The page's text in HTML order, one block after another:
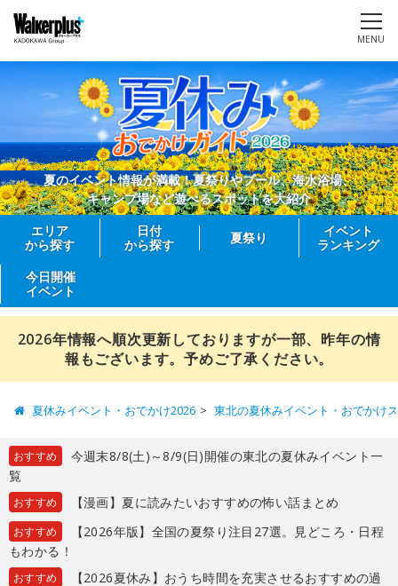
MENU
夏のイベント情報が満載！夏祭りやプール、海水浴場、
キャンプ場など遊べるスポットを大紹介
エリア
から探す
日付
から探す
夏祭り
イベント
ランキング
今日開催
イベント
2026年情報へ順次更新しておりますが一部、昨年の情
報もございます。予めご了承ください。
夏休みイベント・おでかけ2026 東北の夏休みイベント・おでかけ
おすすめ
今週末8/8(土)～8/9(日)開催の東北の夏休みイベント一
覧
おすすめ 【漫画】夏に読みたいおすすめの怖い話まとめ
おすすめ
【2026年版】全国の夏祭り注目27選。見どころ・日程
もわかる！
おすすめ
【2026夏休み】おうち時間を充実させるおすすめの過